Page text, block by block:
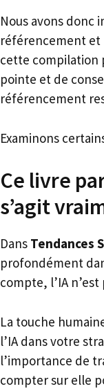
Nous avons donc
référencement et
cette compilation
pointe et de
référencement
Examinons
Ce livre
s’agit
Dans Tendances
profondément
compte, l’IA
La touche
l’IA dans votre
l’importance de
compter sur elle